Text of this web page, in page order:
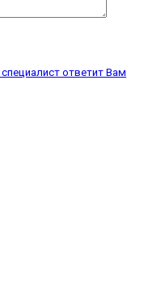
ответит Вам